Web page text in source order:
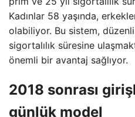
Kadınlar 58 yaşında,
olabiliyor. Bu sistem,
sigortalılık süresine
önemli bir avantaj sağlıyor.
2018 sonrası
günlük model